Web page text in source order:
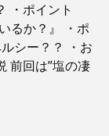
・ポイント
るか？』 ・ポ
シー？？ ・お
前回は”塩の凄